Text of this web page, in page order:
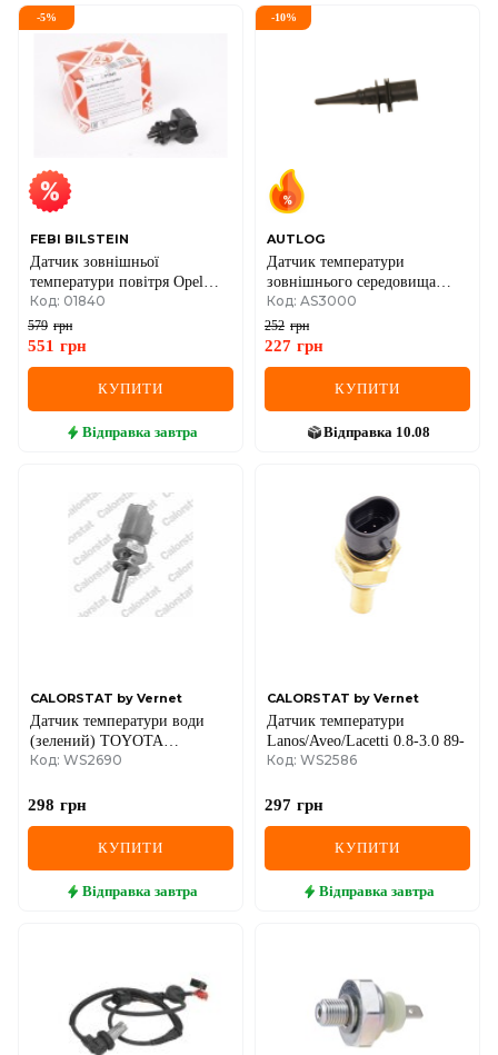
-5%
FEBI BILSTEIN
Датчик зовнішньої
температури повітря Opel
Combo 1.3-1.7 CDTI 01-
Код: 01840
579 грн
551 грн
КУПИТИ
Відправка завтра
-10%
AUTLOG
Датчик температури
зовнішнього середовища
3(E46/E90)/
5(E39/E60)/1(E81/F20) 1.4-
6.0 94-
Код: AS3000
252 грн
227 грн
КУПИТИ
Відправка 10.08
CALORSTAT by Vernet
Датчик температури води
(зелений) TOYOTA
Camry,Corolla, Mazda 3/6
Код: WS2690
298 грн
КУПИТИ
Відправка завтра
CALORSTAT by Vernet
Датчик температури
Lanos/Aveo/Lacetti 0.8-3.0 89-
Код: WS2586
297 грн
КУПИТИ
Відправка завтра